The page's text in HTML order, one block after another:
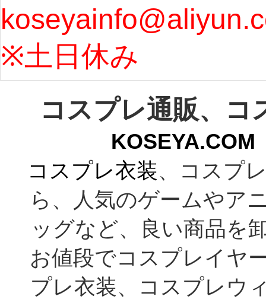
う...
※土日休み
コスプレ通販、コ
コスプレ衣装、コスプ
ら、人気のゲームやア
ッグなど、良い商品を
お値段でコスプレイヤ
プレ衣装、コスプレウ